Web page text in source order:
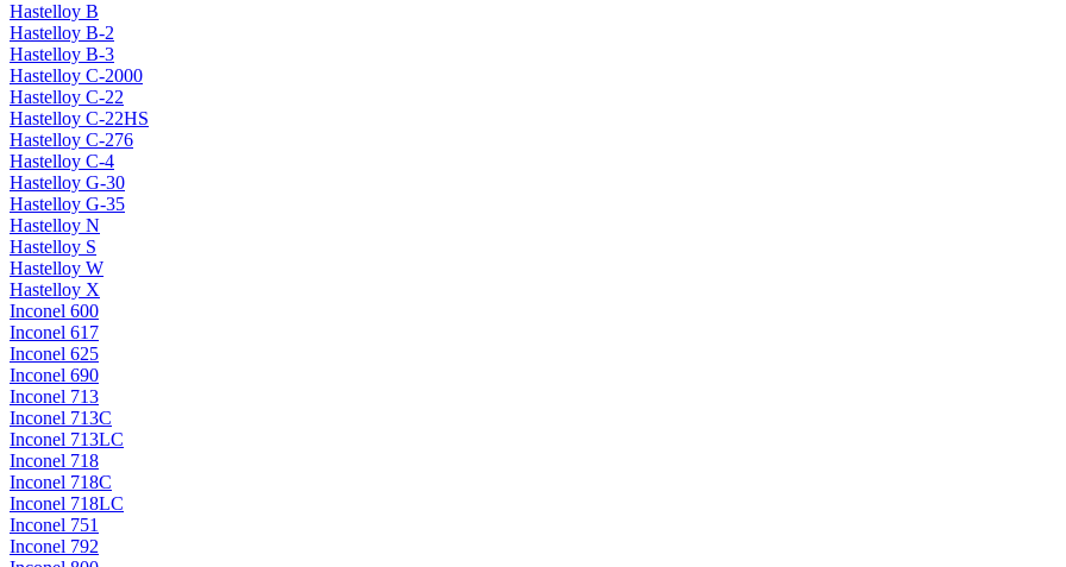
Hastelloy B
Hastelloy B-2
Hastelloy B-3
Hastelloy C-2000
Hastelloy C-22
Hastelloy C-22HS
Hastelloy C-276
Hastelloy C-4
Hastelloy G-30
Hastelloy G-35
Hastelloy N
Hastelloy S
Hastelloy W
Hastelloy X
Inconel 600
Inconel 617
Inconel 625
Inconel 690
Inconel 713
Inconel 713C
Inconel 713LC
Inconel 718
Inconel 718C
Inconel 718LC
Inconel 751
Inconel 792